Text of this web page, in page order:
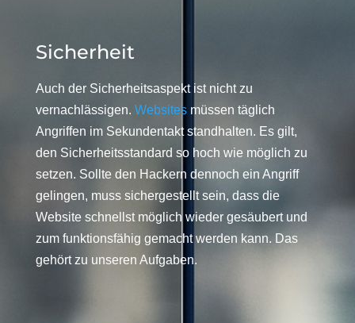
Sicherheit
Auch der Sicherheitsaspekt ist nicht zu
vernachlässigen. Websitesmüssen täglich
Angriffen im Sekundentakt standhalten. Es gilt,
den Sicherheitsstandard so hoch wie möglich zu
setzen. Sollte den Hackern dennoch ein Angriff
gelingen, muss sichergestellt sein, dass die
Website schnellst möglich wieder gesäubert und
zum funktionsfähig gemacht werden kann. Das
gehört zu unseren Aufgaben.